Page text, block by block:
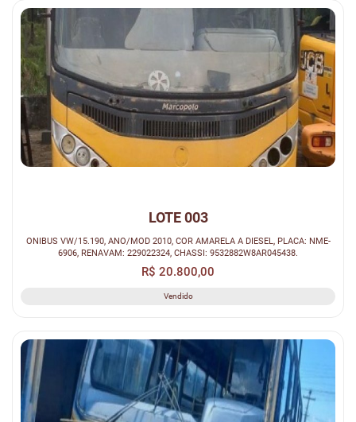
LOTE 003
ONIBUS VW/15.190, ANO/MOD 2010, COR AMARELA A DIESEL, PLACA: NME-
6906, RENAVAM: 229022324, CHASSI: 9532882W8AR045438.
R$ 20.800,00
Vendido